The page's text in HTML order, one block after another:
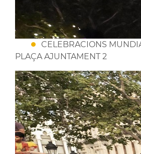
CELEBRACIONS
PLAÇA AJUNTAMENT 2